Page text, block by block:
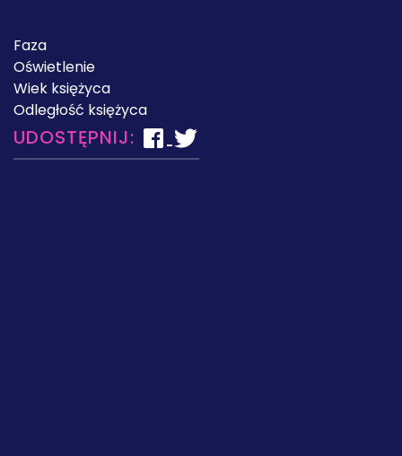
Faza
Oświetlenie
Wiek księżyca
Odległość księżyca
UDOSTĘPNIJ: